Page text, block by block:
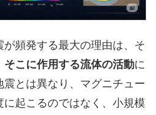
が頻発する最大の理由は、そ
こに作用する流体の活動に
とは異なり、マグニチュー
に起こるのではなく、小規模